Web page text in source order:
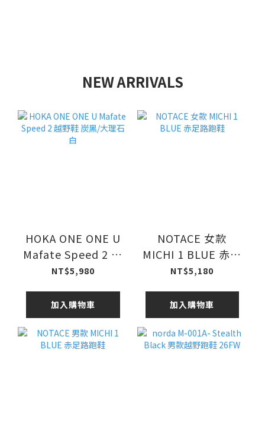
NEW ARRIVALS
HOKA ONE ONE U
Mafate Speed 2 越
野鞋 炭黑/大理石白
NT$5,980
加入購物車
NOTACE 女款
MICHI 1 BLUE 赤足
路跑鞋
NT$5,180
加入購物車